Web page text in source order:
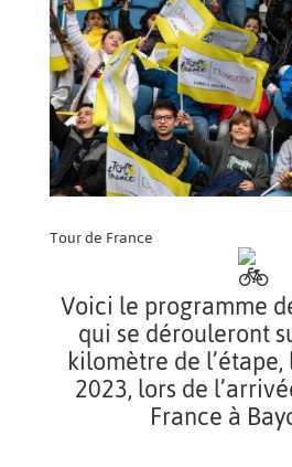
Tour de France
Voici le programme
qui se dérouleront
kilomètre de
2023, lors de
France à